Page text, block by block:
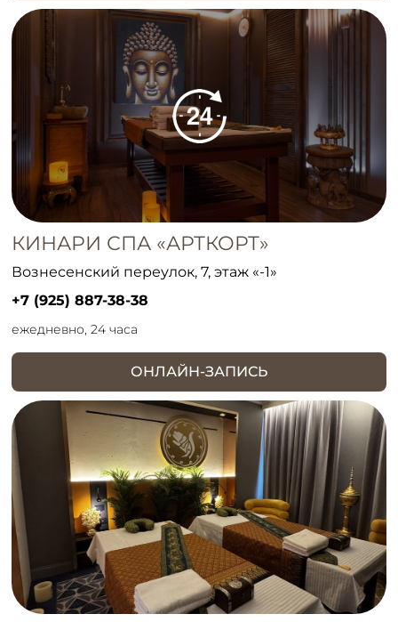
КИНАРИ СПА «АРТКОРТ»
Вознесенский переулок, 7, этаж «-1»
+7 (925) 887-38-38
ежедневно, 24 часа
ОНЛАЙН-ЗАПИСЬ